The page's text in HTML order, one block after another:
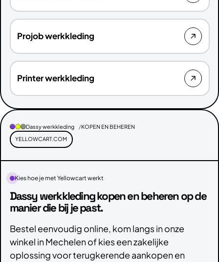
Projob werkkleding
Printer werkkleding
Dassy werkkleding
KOPEN EN BEHEREN
YELLOWCART.COM
Kies hoe je met Yellowcart werkt
Dassy werkkleding kopen en beheren op de
manier die bij je past.
Bestel eenvoudig online, kom langs in onze
winkel in Mechelen of kies een zakelijke
oplossing voor terugkerende aankopen en